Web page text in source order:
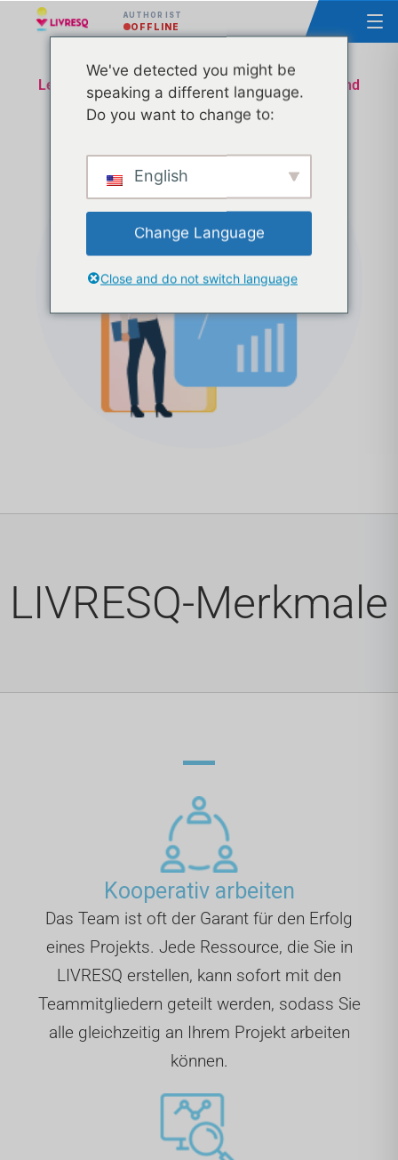
AUTHOR IST
OFFLINE
Lektion Homologation Ministerium für Bildung und
Forschung - Technische und administrative
Unterstützung - Tranche 26
LIVRESQ-Merkmale
Kooperativ arbeiten
Das Team ist oft der Garant für den Erfolg
eines Projekts. Jede Ressource, die Sie in
LIVRESQ erstellen, kann sofort mit den
Teammitgliedern geteilt werden, sodass Sie
alle gleichzeitig an Ihrem Projekt arbeiten
können.
We've detected you might be
speaking a different language.
Do you want to change to:
English
Change Language
Close and do not switch language